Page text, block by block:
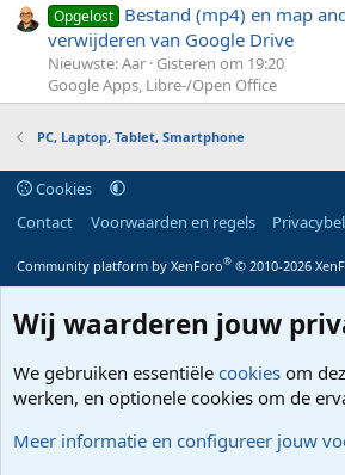
Opgelost Bestand (mp4) en map
verwijderen van Google Drive
Nieuwste: Aar Gisteren om 19:20
Google Apps, Libre-/Open Office
PC, Laptop, Tablet, Smartphone
Cookies
Contact
Voorwaarden en regels
Community platform by XenForo® © 2010-2026
Wij waarderen jouw
We gebruiken essentiële cookies om
werken, en optionele cookies om de
Meer informatie en configureer jouw